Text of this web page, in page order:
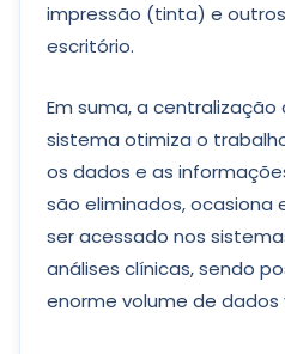
impressão (tinta) e
escritório.
Em suma, a
sistema otimiza o
os dados e as
são eliminados, ocasiona
ser acessado nos
análises clínicas, sendo
enorme volume de dados